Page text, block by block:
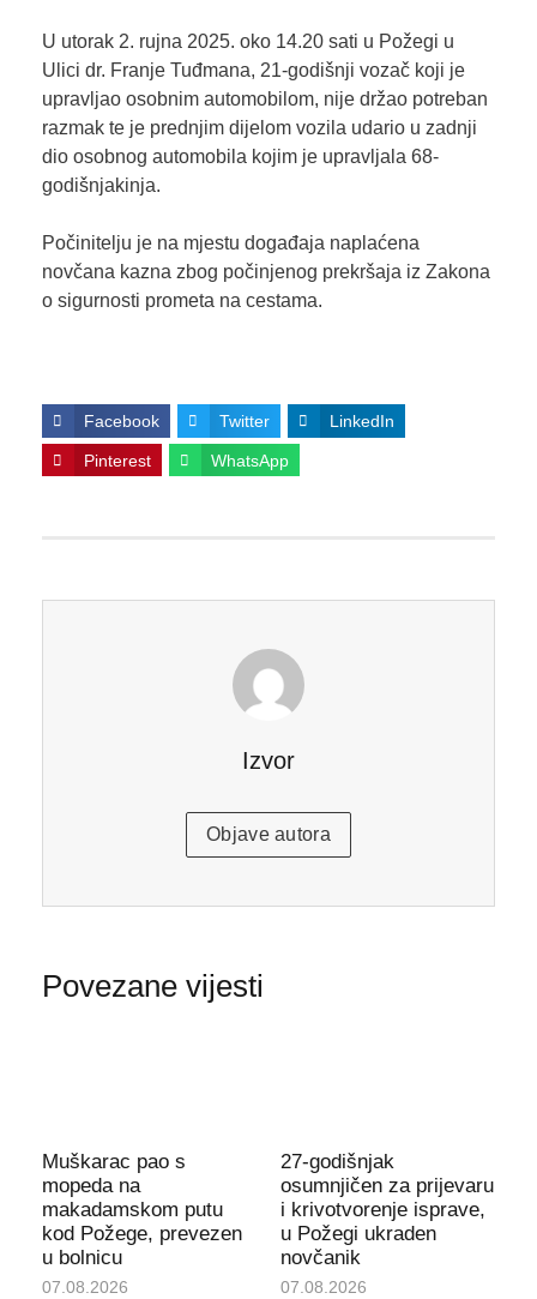
U utorak 2. rujna 2025. oko 14.20 sati u Požegi u
Ulici dr. Franje Tuđmana, 21-godišnji vozač koji je
upravljao osobnim automobilom, nije držao potreban
razmak te je prednjim dijelom vozila udario u zadnji
dio osobnog automobila kojim je upravljala 68-
godišnjakinja.
Počinitelju je na mjestu događaja naplaćena
novčana kazna zbog počinjenog prekršaja iz Zakona
o sigurnosti prometa na cestama.
Facebook Twitter LinkedIn
Pinterest WhatsApp
Izvor
Objave autora
Povezane vijesti
Muškarac pao s
mopeda na
makadamskom putu
kod Požege, prevezen
u bolnicu
07.08.2026
27-godišnjak
osumnjičen za prijevaru
i krivotvorenje isprave,
u Požegi ukraden
novčanik
07.08.2026